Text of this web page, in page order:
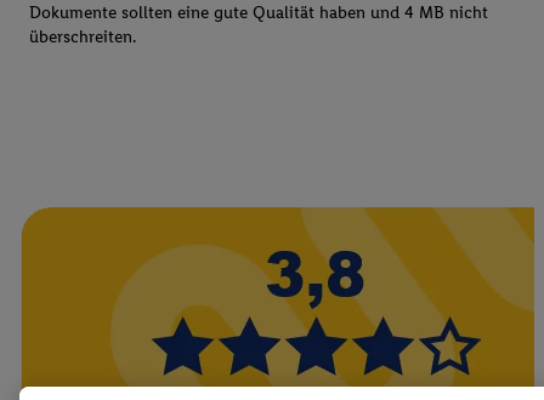
Dokumente sollten eine gute Qualität haben und 4 MB nicht
überschreiten.